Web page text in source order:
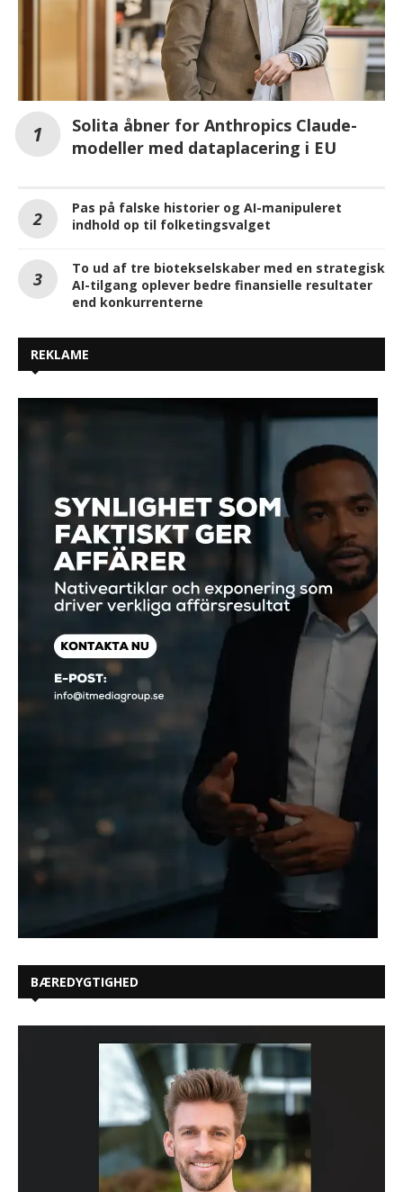
Solita åbner for Anthropics Claude-
modeller med dataplacering i EU
Pas på falske historier og AI-manipuleret
indhold op til folketingsvalget
To ud af tre biotekselskaber med en strategisk
AI-tilgang oplever bedre finansielle resultater
end konkurrenterne
REKLAME
BÆREDYGTIGHED